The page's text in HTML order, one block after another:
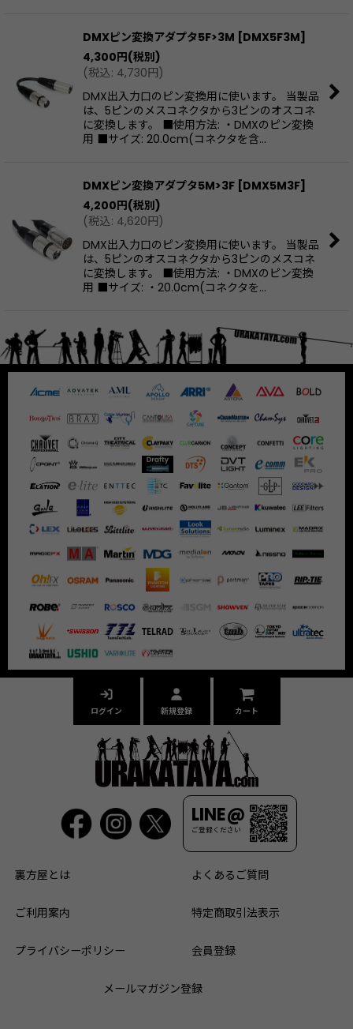
DMXピン変換アダプタ5F>3M [DMX5F3M]
4,300円(税別)
(税込: 4,730円)
DMX出入力口のピン変換用に使います。 当製品
は、5ピンのメスコネクタから3ピンのオスコネ
に変換します。 ■使用方法: ・DMXのピン変換
用 ■サイズ: 20.0cm(コネクタを含…
DMXピン変換アダプタ5M>3F [DMX5M3F]
4,200円(税別)
(税込: 4,620円)
DMX出入力口のピン変換用に使います。 当製品
は、5ピンのオスコネクタから3ピンのメスコネ
に変換します。 ■使用方法: ・DMXのピン変換
用 ■サイズ: ・20.0cm(コネクタを…
LINE@
ご登録ください
ログイン 新規登録 カート
裏方屋とは よくあるご質問
ご利用案内 特定商取引法表示
プライバシーポリシー 会員登録
メールマガジン登録